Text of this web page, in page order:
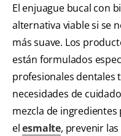
El enjuague bucal con
alternativa viable si se
más suave. Los
están formulados
profesionales dentales
necesidades de
mezcla de
elesmalte, prevenir